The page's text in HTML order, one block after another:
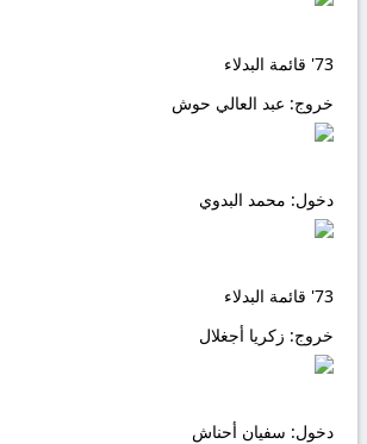
73' قائمة البدلاء
خروج: عبد العالي حوش
دخول: محمد البدوي
73' قائمة البدلاء
خروج: زكريا أجغلال
دخول: سفيان أحناش